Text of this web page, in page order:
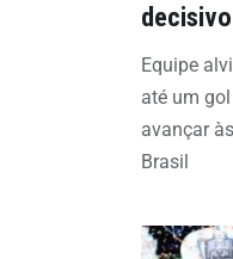
Equipe
até um
avançar
Brasil